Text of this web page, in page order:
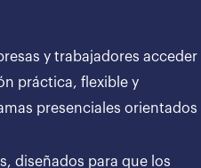
y trabajadores acceder
práctica, flexible y
presenciales orientados
diseñados para que los